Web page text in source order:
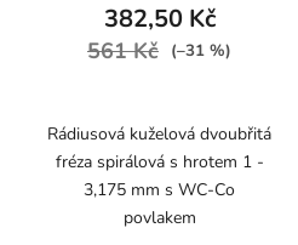
382,50 Kč
561 Kč (–31 %)
Rádiusová kuželová dvoubřitá
fréza spirálová s hrotem 1 -
3,175 mm s WC-Co
povlakem